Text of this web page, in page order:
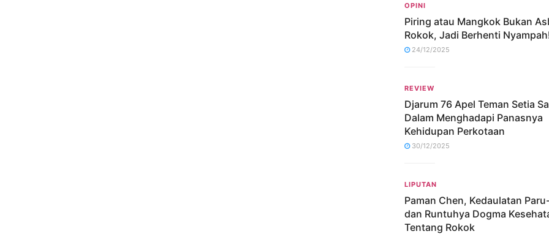
OPINI
Piring atau Mangkok Bukan
Rokok, Jadi Berhenti
24/12/2025
REVIEW
Djarum 76 Apel Teman Setia
Dalam Menghadapi Panasnya
Kehidupan Perkotaan
30/12/2025
LIPUTAN
Paman Chen, Kedaulatan
dan Runtuhya Dogma
Tentang Rokok